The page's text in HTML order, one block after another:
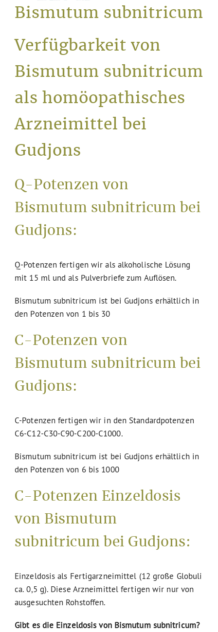
Service
Bismutum subnitricum
Verfügbarkeit von
Bismutum subnitricum
als homöopathisches
Arzneimittel bei
Gudjons
Q-Potenzen von
Bismutum subnitricum bei
Gudjons:
Q-Potenzen fertigen wir als alkoholische Lösung
mit 15 ml und als Pulverbriefe zum Auflösen.
Bismutum subnitricum ist bei Gudjons erhältlich in
den Potenzen von 1 bis 30
C-Potenzen von
Bismutum subnitricum bei
Gudjons:
C-Potenzen fertigen wir in den Standardpotenzen
C6-C12-C30-C90-C200-C1000.
Bismutum subnitricum ist bei Gudjons erhältlich in
den Potenzen von 6 bis 1000
C-Potenzen Einzeldosis
von Bismutum
subnitricum bei Gudjons:
Einzeldosis als Fertigarzneimittel (12 große Globuli
ca. 0,5 g). Diese Arzneimittel fertigen wir nur von
ausgesuchten Rohstoffen.
Gibt es die Einzeldosis von Bismutum subnitricum?